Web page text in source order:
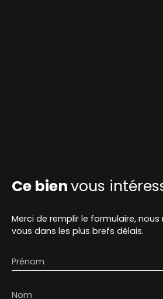
Ce bienvous
Merci de remplir le formulaire, nous
vous dans les plus brefs délais.
Prénom
Nom